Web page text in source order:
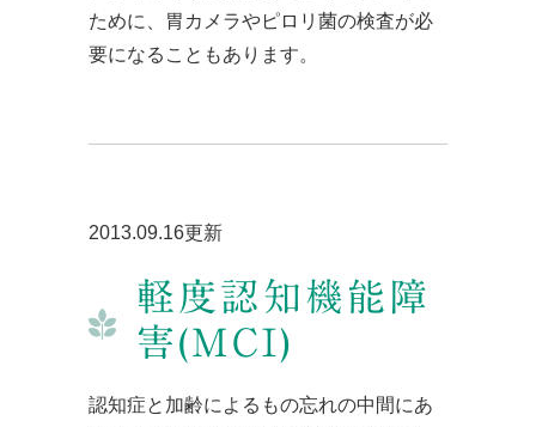
ために、胃カメラやピロリ菌の検査が必
要になることもあります。
2013.09.16更新
軽度認知機能障
害(MCI)
認知症と加齢によるもの忘れの中間にあ